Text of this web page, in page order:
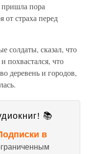
пришла пора
от страха перед
солдаты, сказал, что
похвастался, что
деревень и городов,
📚
в